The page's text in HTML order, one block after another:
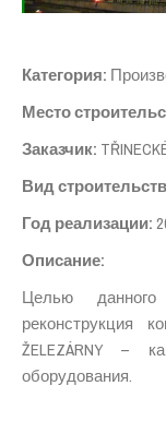
Категория:
Место
Заказчик:
Вид
Год реализации:
Описание:
Целью
реконструкция
ŽELEZÁRNY –
оборудования.